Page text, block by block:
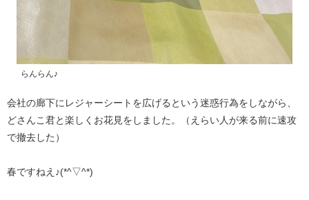
らんらん♪
会社の廊下にレジャーシートを広げるという迷惑行為をしながら、
どさんこ君と楽しくお花見をしました。（えらい人が来る前に速攻
で撤去した）
春ですねえ♪(*^▽^*)